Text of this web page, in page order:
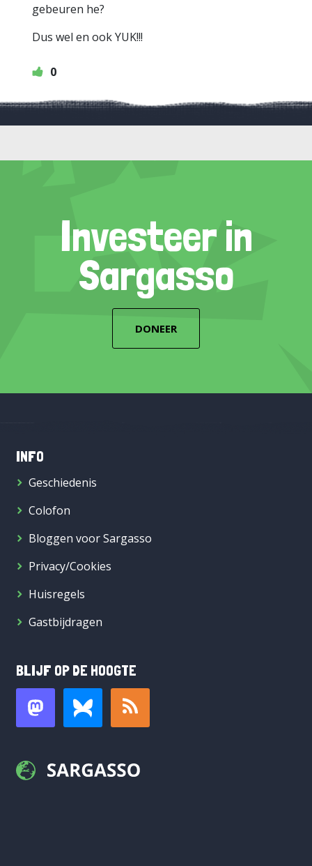
gebeuren he?
Dus wel en ook YUK!!!
0
Investeer in
Sargasso
DONEER
INFO
Geschiedenis
Colofon
Bloggen voor Sargasso
Privacy/Cookies
Huisregels
Gastbijdragen
BLIJF OP DE HOOGTE